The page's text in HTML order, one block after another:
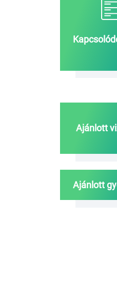
Ajánlott
Ajánlott